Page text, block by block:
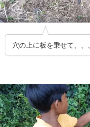
穴の上に板を乗せて、、、